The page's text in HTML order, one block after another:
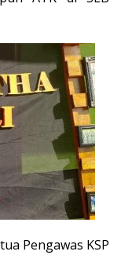
Pengawas KSP